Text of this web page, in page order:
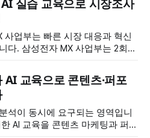
웠습니다. 교육 개요 * 교
실습 교육으로 시장조사
사업부는 빠른 시장 대응과 혁신
다. 삼성전자 MX 사업부는 2회차
위로 활용하는 방법을 습득했습
교육으로 콘텐츠·퍼포
석이 동시에 요구되는 영역입니
AI 교육을 콘텐츠 마케팅과 퍼포